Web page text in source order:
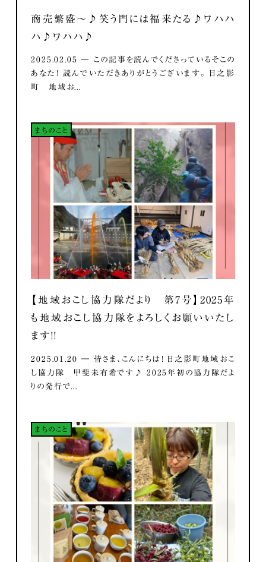
商売繁盛～♪笑う門には福来たる♪ワハハ
ハ♪ワハハ♪
2025.02.05 ― この記事を読んでくださっているそこの
あなた！ 読んでいただきありがとうございます。 日之影
町 地域お...
まちのこと
【地域おこし協力隊だより 第7号】2025年
も地域おこし協力隊をよろしくお願いいたし
ます！！
2025.01.20 ― 皆さま、こんにちは！ 日之影町地域おこ
し協力隊 甲斐未有希です♪ 2025年初の協力隊だよ
りの発行で...
まちのこと